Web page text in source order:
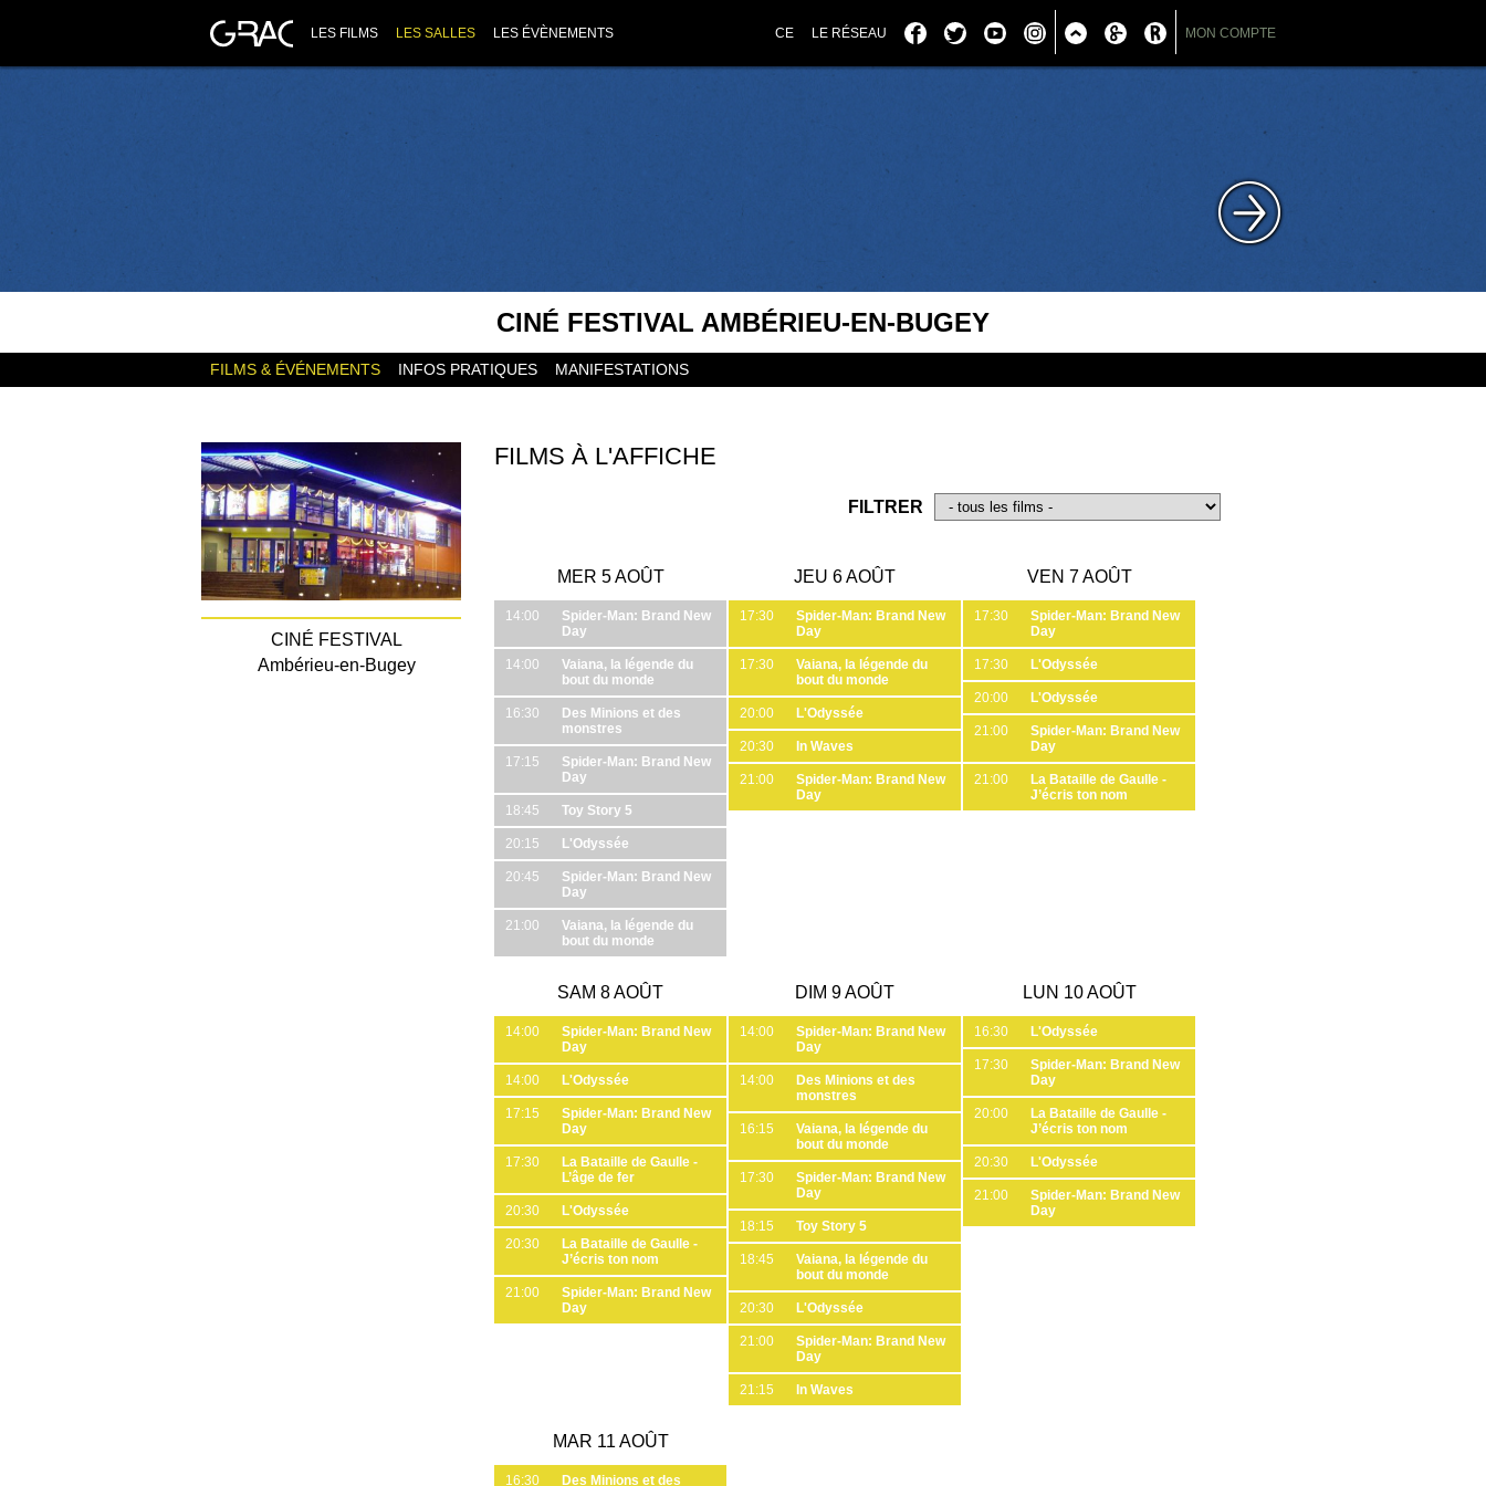
LES FILMS LES SALLES LES ÉVÈNEMENTS CE LE RÉSEAU MON COMPTE
CINÉ FESTIVAL AMBÉRIEU-EN-BUGEY
FILMS & ÉVÉNEMENTS INFOS PRATIQUES MANIFESTATIONS
CINÉ FESTIVAL
Ambérieu-en-Bugey
FILMS À L'AFFICHE
FILTRER
MER 5 AOÛT
14:00
Spider-Man: Brand New
Day
14:00
Vaiana, la légende du
bout du monde
16:30
Des Minions et des
monstres
17:15
Spider-Man: Brand New
Day
18:45 Toy Story 5
20:15 L'Odyssée
20:45
Spider-Man: Brand New
Day
21:00
Vaiana, la légende du
bout du monde
JEU 6 AOÛT
17:30
Spider-Man: Brand New
Day
17:30
Vaiana, la légende du
bout du monde
20:00 L'Odyssée
20:30 In Waves
21:00
Spider-Man: Brand New
Day
VEN 7 AOÛT
17:30
Spider-Man: Brand New
Day
17:30 L'Odyssée
20:00 L'Odyssée
21:00
Spider-Man: Brand New
Day
21:00
La Bataille de Gaulle -
J’écris ton nom
SAM 8 AOÛT
14:00
Spider-Man: Brand New
Day
14:00 L'Odyssée
17:15
Spider-Man: Brand New
Day
17:30
La Bataille de Gaulle -
L’âge de fer
20:30 L'Odyssée
20:30
La Bataille de Gaulle -
J’écris ton nom
21:00
Spider-Man: Brand New
Day
DIM 9 AOÛT
14:00
Spider-Man: Brand New
Day
14:00
Des Minions et des
monstres
16:15
Vaiana, la légende du
bout du monde
17:30
Spider-Man: Brand New
Day
18:15 Toy Story 5
18:45
Vaiana, la légende du
bout du monde
20:30 L'Odyssée
21:00
Spider-Man: Brand New
Day
21:15 In Waves
LUN 10 AOÛT
16:30 L'Odyssée
17:30
Spider-Man: Brand New
Day
20:00
La Bataille de Gaulle -
J’écris ton nom
20:30 L'Odyssée
21:00
Spider-Man: Brand New
Day
MAR 11 AOÛT
16:30 Des Minions et des